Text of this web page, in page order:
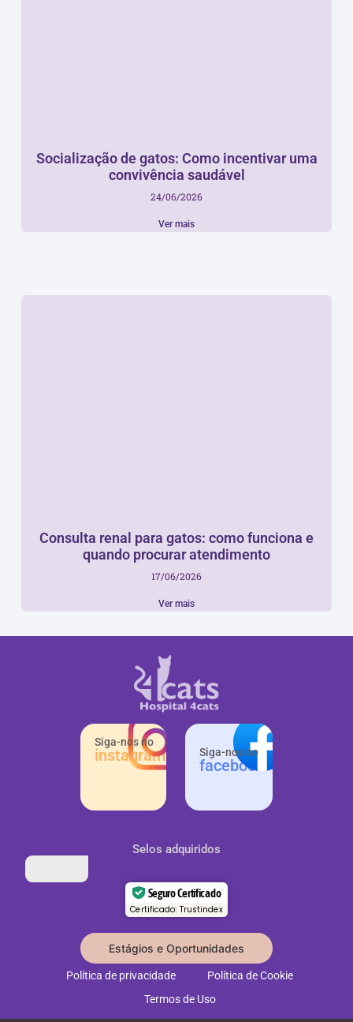
Socialização de gatos: Como incentivar uma
convivência saudável
24/06/2026
Ver mais
Consulta renal para gatos: como funciona e
quando procurar atendimento
17/06/2026
Ver mais
Siga-nos no
instagram Siga-nos no
facebook
Selos adquiridos
Seguro Certificado
Certificado: Trustindex
Estágios e Oportunidades
Política de privacidade
Política de Cookie
Termos de Uso